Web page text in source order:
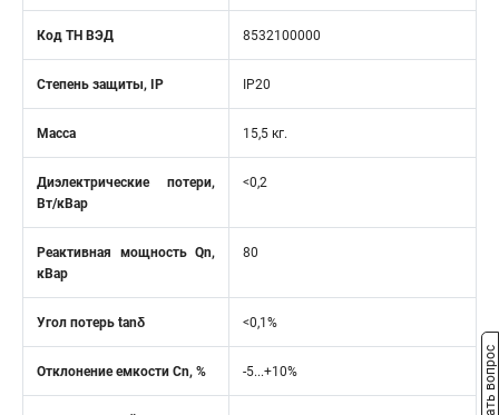
Код ТН ВЭД 8532100000
Степень защиты, IP IP20
Масса 15,5 кг.
Диэлектрические потери,
Вт/кВар
<0,2
Реактивная мощность Qn,
кВар
80
Угол потерь tanδ <0,1%
Отклонение емкости Cn, % -5...+10% Задать вопрос